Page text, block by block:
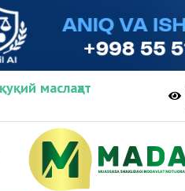
маслаҳат